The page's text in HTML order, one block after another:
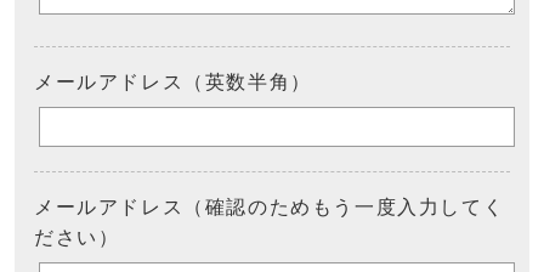
メールアドレス（英数半角）
メールアドレス（確認のためもう一度入力してく
ださい）